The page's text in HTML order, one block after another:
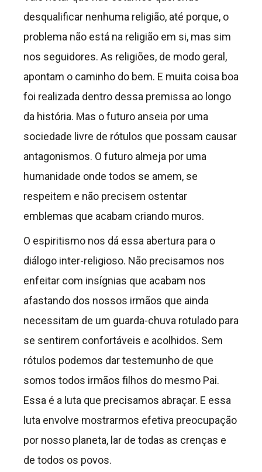
desqualificar nenhuma religião, até porque, o
problema não está na religião em si, mas sim
nos seguidores. As religiões, de modo geral,
apontam o caminho do bem. E muita coisa boa
foi realizada dentro dessa premissa ao longo
da história. Mas o futuro anseia por uma
sociedade livre de rótulos que possam causar
antagonismos. O futuro almeja por uma
humanidade onde todos se amem, se
respeitem e não precisem ostentar
emblemas que acabam criando muros.
O espiritismo nos dá essa abertura para o
diálogo inter-religioso. Não precisamos nos
enfeitar com insígnias que acabam nos
afastando dos nossos irmãos que ainda
necessitam de um guarda-chuva rotulado para
se sentirem confortáveis e acolhidos. Sem
rótulos podemos dar testemunho de que
somos todos irmãos filhos do mesmo Pai.
Essa é a luta que precisamos abraçar. E essa
luta envolve mostrarmos efetiva preocupação
por nosso planeta, lar de todas as crenças e
de todos os povos.